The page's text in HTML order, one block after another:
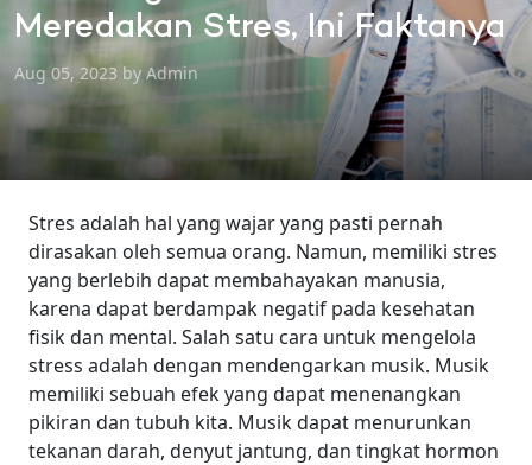
Meredakan Stres, Ini Faktanya
Aug 05, 2023 by Admin
Stres adalah hal yang wajar yang pasti pernah
dirasakan oleh semua orang. Namun, memiliki stres
yang berlebih dapat membahayakan manusia,
karena dapat berdampak negatif pada kesehatan
fisik dan mental. Salah satu cara untuk mengelola
stress adalah dengan mendengarkan musik. Musik
memiliki sebuah efek yang dapat menenangkan
pikiran dan tubuh kita. Musik dapat menurunkan
tekanan darah, denyut jantung, dan tingkat hormon